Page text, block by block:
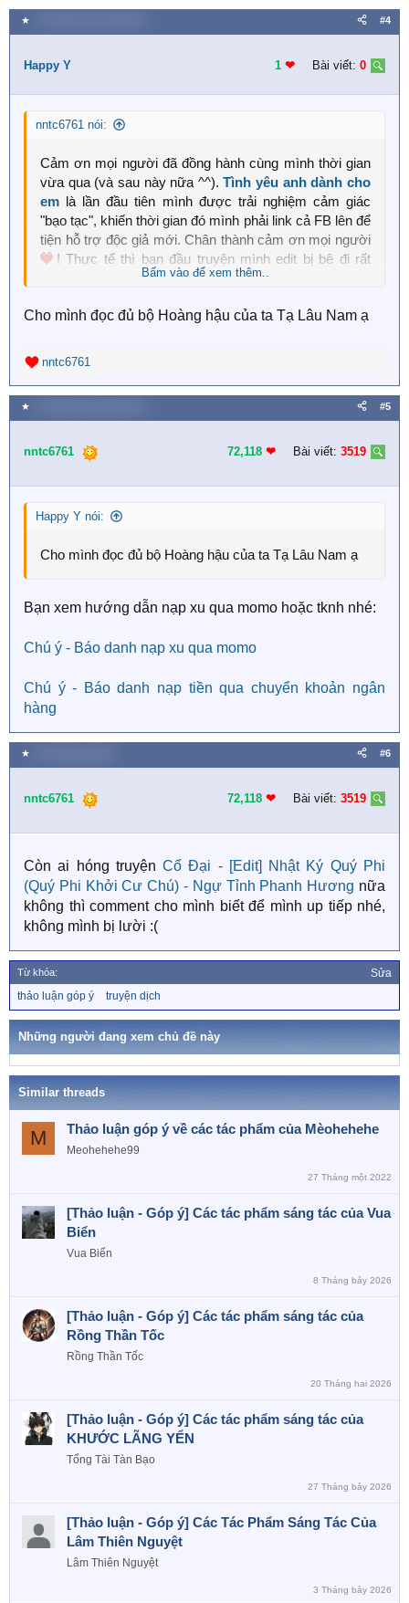
a
c
i
n
s
★ #4
Happy Y 1 ❤︎ Bài viết: 0
nntc6761 nói:
Cảm ơn mọi người đã đồng hành cùng mình thời gian
vừa qua (và sau này nữa ^^).Tình yêu anh dành cho
em là lần đầu tiên mình được trải nghiệm cảm giác
"bạo tạc", khiến thời gian đó mình phải link cả FB lên để
tiện hỗ trợ độc giả mới. Chân thành cảm ơn mọi người
! Thực tế thì ban đầu truyện mình edit bị bê đi rất
nhiều web khác & sửa lung tung thành truyện bách hợp
bất cứ web nào khác thì đó là copy trái phép và mn cứ
editor, không "tam sao thất bản" nha! Hiện tại thìTa có
cũng rất được mn quan
vẩn nội dung từ văn án trở đi :(
Bấm vào để xem thêm..
Cho mình đọc đủ bộ Hoàng hậu của ta Tạ Lâu Nam ạ
R
e
a
c
i
n
s
nntc6761
★ #5
nntc6761 72,118 ❤︎ Bài viết: 3519
Happy Y nói:
Cho mình đọc đủ bộ Hoàng hậu của ta Tạ Lâu Nam ạ
Bạn xem hướng dẫn nạp xu qua momo hoặc tknh nhé:
Chú ý - Báo danh nạp xu qua momo
Chú ý - Báo danh nạp tiền qua chuyển khoản ngân
hàng
★ #6
nntc6761 72,118 ❤︎ Bài viết: 3519
Còn ai hóng truyệnCổ Đại - [Edit] Nhật Ký Quý Phi
(Quý Phi Khởi Cư Chú) - Ngự Tỉnh Phanh Hương nữa
không thì comment cho mình biết để mình up tiếp nhé,
không mình bị lười :(
Từ khóa: Sửa
ừ
k
thảo luận góp ý truyện dịch
Những người đang xem chủ đề này
Similar threads
M Thảo luận góp ý về các tác phẩm của Mèohehehe
Meohehehe99
27 Tháng một 2022
[Thảo luận - Góp ý] Các tác phẩm sáng tác của Vua
Biển
Vua Biển
8 Tháng bảy 2026
[Thảo luận - Góp ý] Các tác phẩm sáng tác của
Rồng Thần Tốc
Rồng Thần Tốc
20 Tháng hai 2026
[Thảo luận - Góp ý] Các tác phẩm sáng tác của
KHƯỚC LÃNG YỂN
Tổng Tài Tàn Bạo
27 Tháng bảy 2026
[Thảo luận - Góp ý] Các Tác Phẩm Sáng Tác Của
Lâm Thiên Nguyệt
Lâm Thiên Nguyệt
3 Tháng bảy 2026